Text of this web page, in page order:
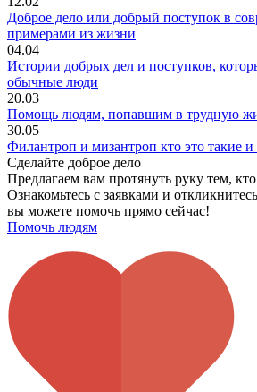
Доброе дело или добрый поступок в
примерами из жизни
04.04
Истории добрых дел и поступков,
обычные люди
20.03
Помощь людям, попавшим в трудную
30.05
Филантроп и мизантроп кто это такие
Сделайте доброе дело
Предлагаем вам протянуть руку тем,
Ознакомьтесь с заявками и
вы можете помочь прямо сейчас!
Помочь людям